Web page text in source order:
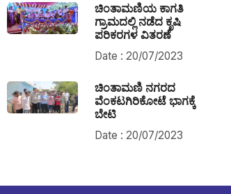
ಚಿಂತಾಮಣಿಯ ಕಾಗತಿ
ಗ್ರಾಮದಲ್ಲಿ ನಡೆದ ಕೃಷಿ
ಪರಿಕರಗಳ ವಿತರಣೆ
Date : 20/07/2023
ಚಿಂತಾಮಣಿ ನಗರದ
ವೆಂಕಟಗಿರಿಕೋಟೆ ಭಾಗಕ್ಕೆ
ಬೇಟಿ
Date : 20/07/2023